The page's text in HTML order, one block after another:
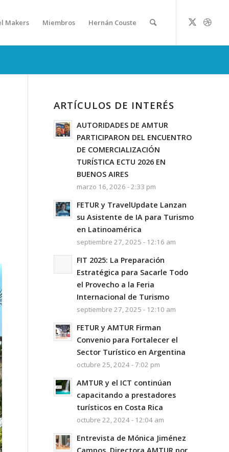
Makers Miembros Hernán Couste
ARTÍCULOS DE INTERÉS
AUTORIDADES DE AMTUR
PARTICIPARON DEL ENCUENTRO
DE COMERCIALIZACIÓN
TURÍSTICA ECTU 2026 EN
BUENOS AIRES
marzo 16, 2026 - 2:33 pm
FETUR y TravelUpdate Lanzan
su Asistente de IA para Turismo
en Latinoamérica
septiembre 27, 2025 - 12:16 am
FIT 2025: La Preparación
Estratégica para Sacarle Todo
el Provecho a la Feria
Internacional de Turismo
septiembre 27, 2025 - 12:10 am
FETUR y AMTUR Firman
Convenio para Fortalecer el
Sector Turístico en Argentina
octubre 25, 2024 - 7:02 pm
AMTUR y el ICT continúan
capacitando a prestadores
turísticos en Costa Rica
octubre 22, 2024 - 12:04 am
Entrevista de Mónica Jiménez